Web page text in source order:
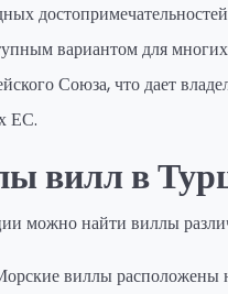
вариантом для
Союза, что дает
ЕС.
вилл в
можно найти виллы
виллы расположены